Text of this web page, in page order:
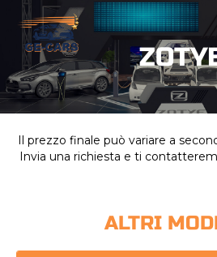
Il prezzo finale può variare a
Invia una richiesta e ti
ALTRI